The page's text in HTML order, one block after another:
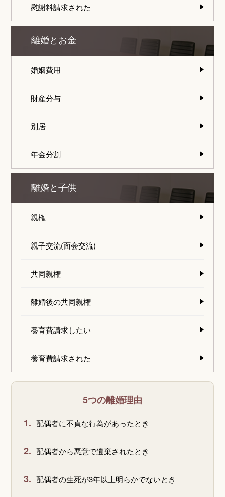
慰謝料請求された
離婚とお金
婚姻費用
財産分与
別居
年金分割
離婚と子供
親権
親子交流(面会交流)
共同親権
離婚後の共同親権
養育費請求したい
養育費請求された
5つの離婚理由
1. 配偶者に不貞な行為があったとき
2. 配偶者から悪意で遺棄されたとき
3. 配偶者の生死が3年以上明らかでないとき